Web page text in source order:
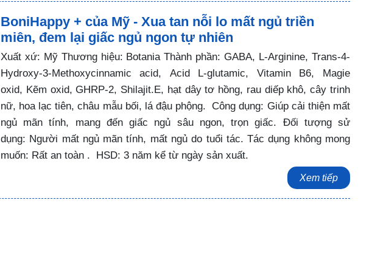
BoniHappy + của Mỹ - Xua tan nỗi lo mất ngủ triền
miên, đem lại giấc ngủ ngon tự nhiên
Xuất xứ: Mỹ Thương hiệu: Botania Thành phần: GABA, L-Arginine, Trans-4-
Hydroxy-3-Methoxycinnamic acid, Acid L-glutamic, Vitamin B6, Magie
oxid, Kẽm oxid, GHRP-2, Shilajit.E, hạt dây tơ hồng, rau diếp khô, cây trinh
nữ, hoa lạc tiên, châu mẫu bối, lá đậu phộng. Công dụng: Giúp cải thiện mất
ngủ mãn tính, mang đến giấc ngủ sâu ngon, trọn giấc. Đối tượng sử
dụng: Người mất ngủ mãn tính, mất ngủ do tuổi tác. Tác dụng không mong
muốn: Rất an toàn . HSD: 3 năm kể từ ngày sản xuất.
Xem tiếp